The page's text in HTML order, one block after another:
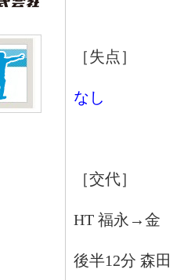
［失点］
なし
［交代］
HT 福永→金
後半12分 森